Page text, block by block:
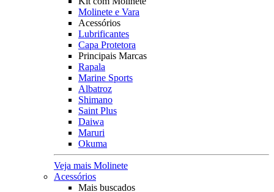
Molinete e Vara
Acessórios
Lubrificantes
Capa Protetora
Principais Marcas
Rapala
Marine Sports
Albatroz
Shimano
Saint Plus
Daiwa
Maruri
Okuma
Veja mais Molinete
Acessórios
Mais buscados